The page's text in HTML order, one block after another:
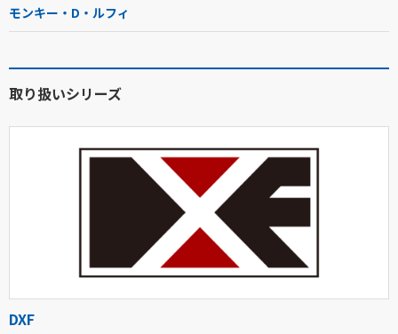
モンキー・D・ルフィ
取り扱いシリーズ
DXF